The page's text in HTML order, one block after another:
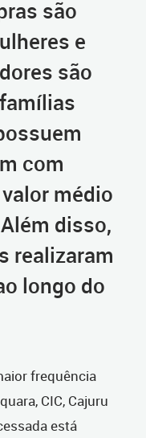
são
e
são
com
médio
disso,
realizaram
longo do
frequência
CIC, Cajuru
está